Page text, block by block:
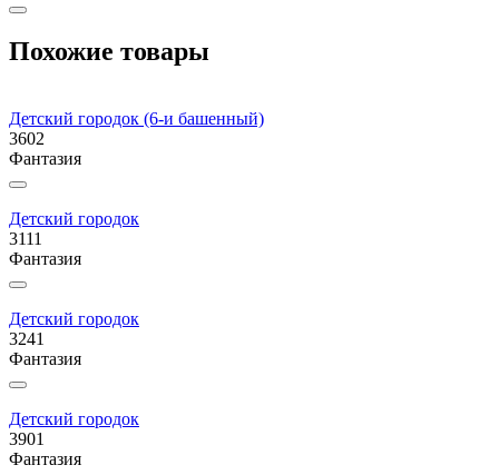
Похожие товары
Детский городок (6-и башенный)
3602
Фантазия
Детский городок
3111
Фантазия
Детский городок
3241
Фантазия
Детский городок
3901
Фантазия